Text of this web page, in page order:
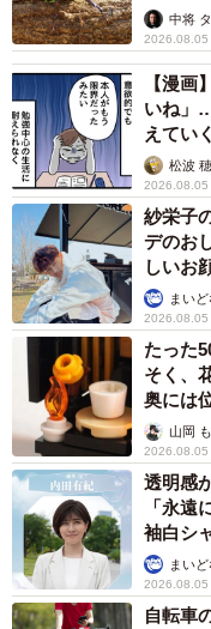
らいリ
中将
2026.08.05
【漫画
いね」
えてい
松波
2026.08.05
紗栄子
デのお
しいお
で学ぶ
まい
2026.08.05
たった
そく、
奥には
う」山岡
2026.08.05
透明感
「永
袖白シ
まい
2026.08.05
自転車